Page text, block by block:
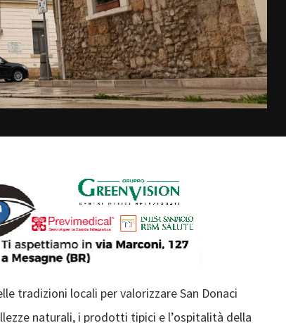
tradizioni locali per valorizzare San Donaci
naturali, i prodotti tipici e l’ospitalità della